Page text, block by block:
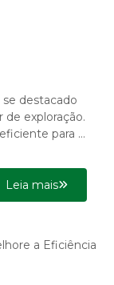
destacado
exploração.
para a
Leia mais